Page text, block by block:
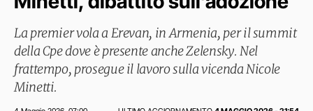
La premier vola a Erevan, in Armenia, per il summit
della Cpe dove è presente anche Zelensky. Nel
frattempo, prosegue il lavoro sulla vicenda Nicole
Minetti.